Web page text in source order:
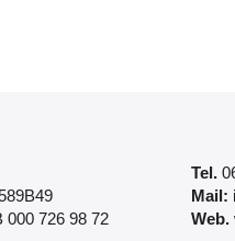
000 726 98 72
Tel.
Mail:
Web.